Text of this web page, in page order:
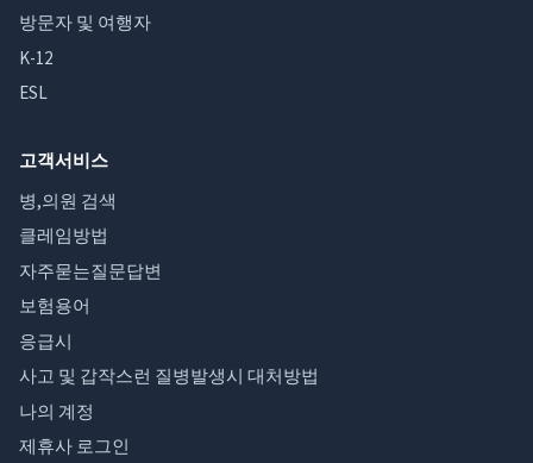
방문자 및 여행자
K-12
ESL
고객서비스
병,의원 검색
클레임방법
자주묻는질문답변
보험용어
응급시
사고 및 갑작스런 질병발생시 대처방법
나의 계정
제휴사 로그인